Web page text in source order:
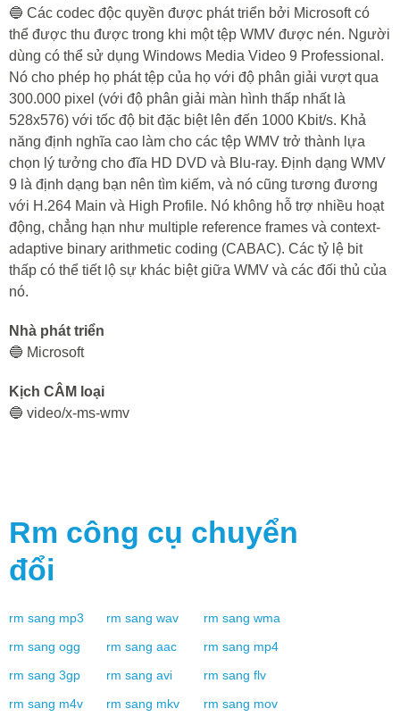
🔵 Các codec độc quyền được phát triển bởi Microsoft có
thể được thu được trong khi một tệp WMV được nén. Người
dùng có thể sử dụng Windows Media Video 9 Professional.
Nó cho phép họ phát tệp của họ với độ phân giải vượt qua
300.000 pixel (với độ phân giải màn hình thấp nhất là
528x576) với tốc độ bit đặc biệt lên đến 1000 Kbit/s. Khả
năng định nghĩa cao làm cho các tệp WMV trở thành lựa
chọn lý tưởng cho đĩa HD DVD và Blu-ray. Định dạng WMV
9 là định dạng bạn nên tìm kiếm, và nó cũng tương đương
với H.264 Main và High Profile. Nó không hỗ trợ nhiều hoạt
động, chẳng hạn như multiple reference frames và context-
adaptive binary arithmetic coding (CABAC). Các tỷ lệ bit
thấp có thể tiết lộ sự khác biệt giữa WMV và các đối thủ của
nó.
Nhà phát triển
🔵 Microsoft
Kịch CÂM loại
🔵 video/x-ms-wmv
Rm công cụ chuyển
đổi
rm sang mp3 rm sang wav rm sang wma
rm sang ogg rm sang aac rm sang mp4
rm sang 3gp rm sang avi rm sang flv
rm sang m4v rm sang mkv rm sang mov